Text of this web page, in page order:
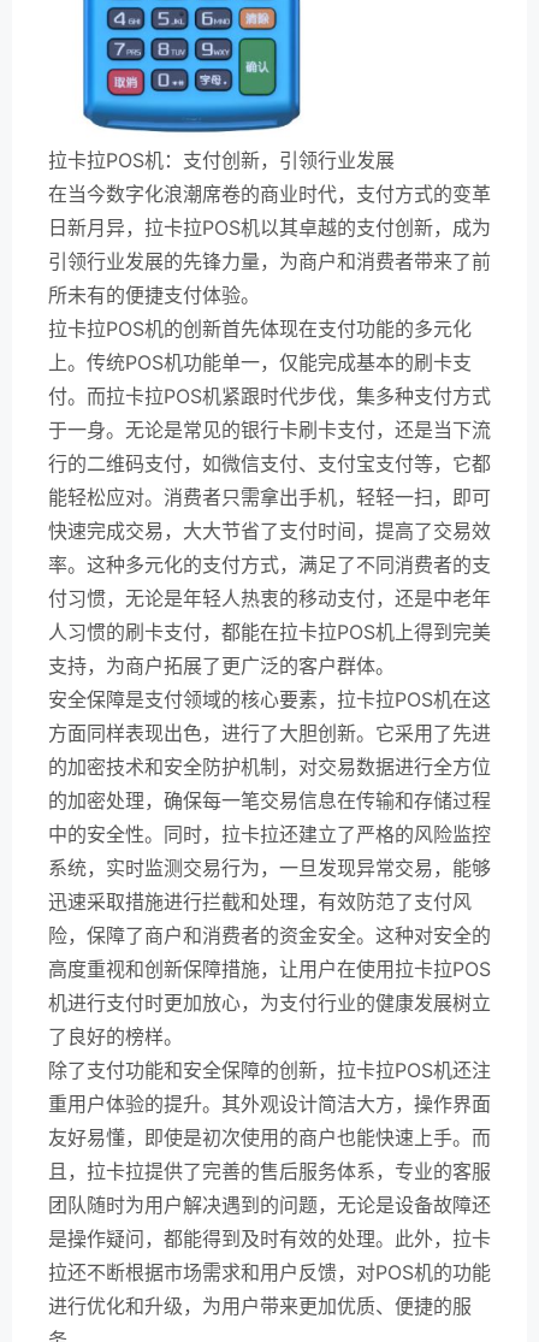
拉卡拉POS机：支付创新，引领行业发展
在当今数字化浪潮席卷的商业时代，支付方式的变革
日新月异，拉卡拉POS机以其卓越的支付创新，成为
引领行业发展的先锋力量，为商户和消费者带来了前
所未有的便捷支付体验。
拉卡拉POS机的创新首先体现在支付功能的多元化
上。传统POS机功能单一，仅能完成基本的刷卡支
付。而拉卡拉POS机紧跟时代步伐，集多种支付方式
于一身。无论是常见的银行卡刷卡支付，还是当下流
行的二维码支付，如微信支付、支付宝支付等，它都
能轻松应对。消费者只需拿出手机，轻轻一扫，即可
快速完成交易，大大节省了支付时间，提高了交易效
率。这种多元化的支付方式，满足了不同消费者的支
付习惯，无论是年轻人热衷的移动支付，还是中老年
人习惯的刷卡支付，都能在拉卡拉POS机上得到完美
支持，为商户拓展了更广泛的客户群体。
安全保障是支付领域的核心要素，拉卡拉POS机在这
方面同样表现出色，进行了大胆创新。它采用了先进
的加密技术和安全防护机制，对交易数据进行全方位
的加密处理，确保每一笔交易信息在传输和存储过程
中的安全性。同时，拉卡拉还建立了严格的风险监控
系统，实时监测交易行为，一旦发现异常交易，能够
迅速采取措施进行拦截和处理，有效防范了支付风
险，保障了商户和消费者的资金安全。这种对安全的
高度重视和创新保障措施，让用户在使用拉卡拉POS
机进行支付时更加放心，为支付行业的健康发展树立
了良好的榜样。
除了支付功能和安全保障的创新，拉卡拉POS机还注
重用户体验的提升。其外观设计简洁大方，操作界面
友好易懂，即使是初次使用的商户也能快速上手。而
且，拉卡拉提供了完善的售后服务体系，专业的客服
团队随时为用户解决遇到的问题，无论是设备故障还
是操作疑问，都能得到及时有效的处理。此外，拉卡
拉还不断根据市场需求和用户反馈，对POS机的功能
进行优化和升级，为用户带来更加优质、便捷的服